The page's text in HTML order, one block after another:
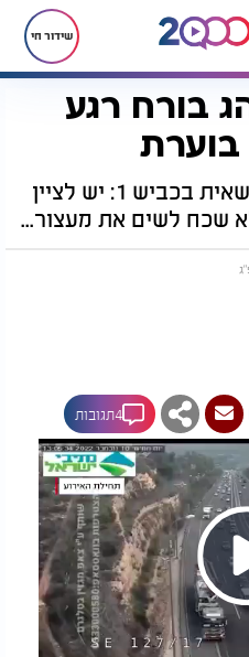
שידור חי
בורח רגע
כך התחיל השריפה של המשאית בכביש 1: יש לציין
שכח לשים את מעצור...
4תגובות